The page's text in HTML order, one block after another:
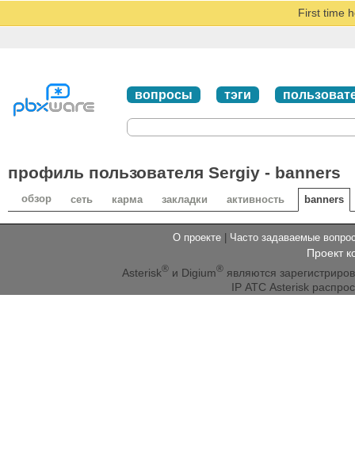
First time
вопросы тэги
профиль пользователя Sergiy - banners
обзор сеть карма закладки активность banners
О проекте | Часто задаваемые
Проект
Asterisk®и Digium®являются
IP АТС Asterisk